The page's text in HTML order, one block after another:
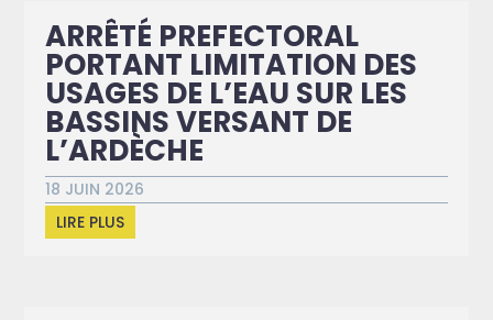
ARRÊTÉ PREFECTORAL
PORTANT LIMITATION DES
USAGES DE L’EAU SUR LES
BASSINS VERSANT DE
L’ARDÈCHE
18 JUIN 2026
LIRE PLUS